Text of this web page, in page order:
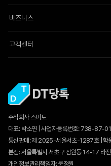
비즈니스
고객센터
주식회사 스피토
대표: 박소연 | 사업자등록번호: 738-87-
통신판매:제 2025-서울서초-1287호| 학
본점: 서울특별시 서초구 잠원동 14-17 라
개인정보관리책임자: 문정원